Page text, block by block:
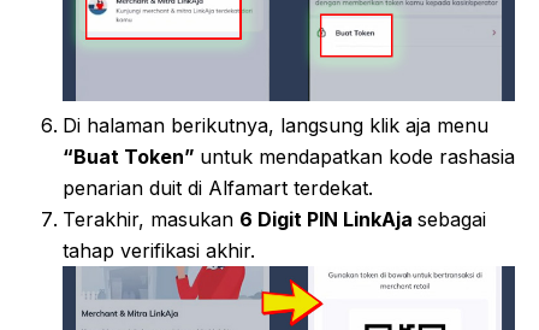
Di halaman berikutnya, langsung klik aja menu
“Buat Token” untuk mendapatkan kode rashasia
penarian duit di Alfamart terdekat.
Terakhir, masukan 6 Digit PIN LinkAja sebagai
tahap verifikasi akhir.